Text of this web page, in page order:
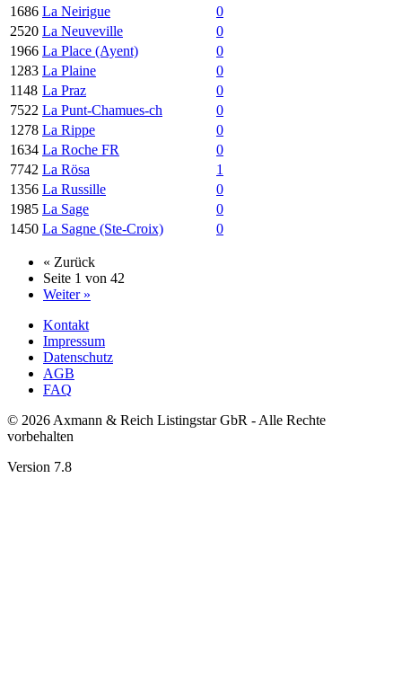
1686 La Neirigue
0
2520 La Neuveville
0
1966 La Place (Ayent)
0
1283 La Plaine
0
1148 La Praz
0
7522 La Punt-Chamues-ch
0
1278 La Rippe
0
1634 La Roche FR
0
7742 La Rösa
1
1356 La Russille
0
1985 La Sage
0
1450 La Sagne (Ste-Croix) 0
« Zurück
Seite 1 von 42
Weiter »
Kontakt
Impressum
Datenschutz
AGB
FAQ
© 2026 Axmann & Reich Listingstar GbR - Alle Rechte
vorbehalten
Version 7.8